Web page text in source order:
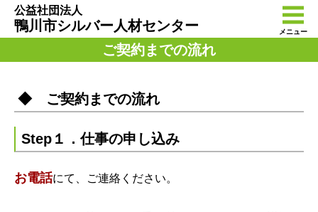
公益社団法人
鴨川市シルバー人材センター メニュー
ご契約までの流れ
◆ ご契約までの流れ
Step１．仕事の申し込み
お電話にて、ご連絡ください。